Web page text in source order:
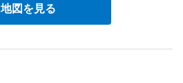
地図を見る